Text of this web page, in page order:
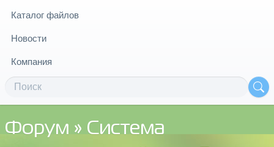
Каталог файлов
Новости
Компания
Форум » Система